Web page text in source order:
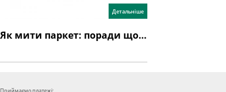
Детальніше
Як мити паркет: поради щодо догляду за паркетною дошкою